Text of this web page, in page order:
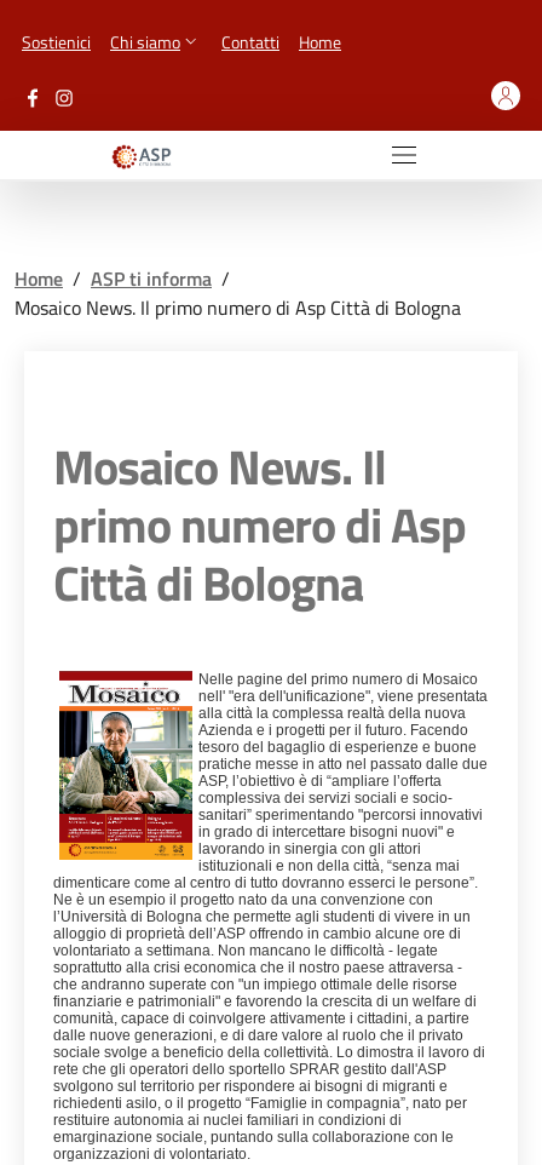
Sostienici Chi siamo Contatti Home
Home / ASP ti informa /
Mosaico News. Il primo numero di Asp Città di Bologna
Mosaico News. Il
primo numero di Asp
Città di Bologna
Nelle pagine del primo numero di Mosaico
nell' "era dell'unificazione", viene presentata
alla città la complessa realtà della nuova
Azienda e i progetti per il futuro. Facendo
tesoro del bagaglio di esperienze e buone
pratiche messe in atto nel passato dalle due
ASP, l’obiettivo è di “ampliare l’offerta
complessiva dei servizi sociali e socio-
sanitari” sperimentando "percorsi innovativi
in grado di intercettare bisogni nuovi" e
lavorando in sinergia con gli attori
istituzionali e non della città, “senza mai
dimenticare come al centro di tutto dovranno esserci le persone”.
Ne è un esempio il progetto nato da una convenzione con
l’Università di Bologna che permette agli studenti di vivere in un
alloggio di proprietà dell’ASP offrendo in cambio alcune ore di
volontariato a settimana. Non mancano le difficoltà - legate
soprattutto alla crisi economica che il nostro paese attraversa -
che andranno superate con "un impiego ottimale delle risorse
finanziarie e patrimoniali" e favorendo la crescita di un welfare di
comunità, capace di coinvolgere attivamente i cittadini, a partire
dalle nuove generazioni, e di dare valore al ruolo che il privato
sociale svolge a beneficio della collettività. Lo dimostra il lavoro di
rete che gli operatori dello sportello SPRAR gestito dall'ASP
svolgono sul territorio per rispondere ai bisogni di migranti e
richiedenti asilo, o il progetto “Famiglie in compagnia”, nato per
restituire autonomia ai nuclei familiari in condizioni di
emarginazione sociale, puntando sulla collaborazione con le
organizzazioni di volontariato.